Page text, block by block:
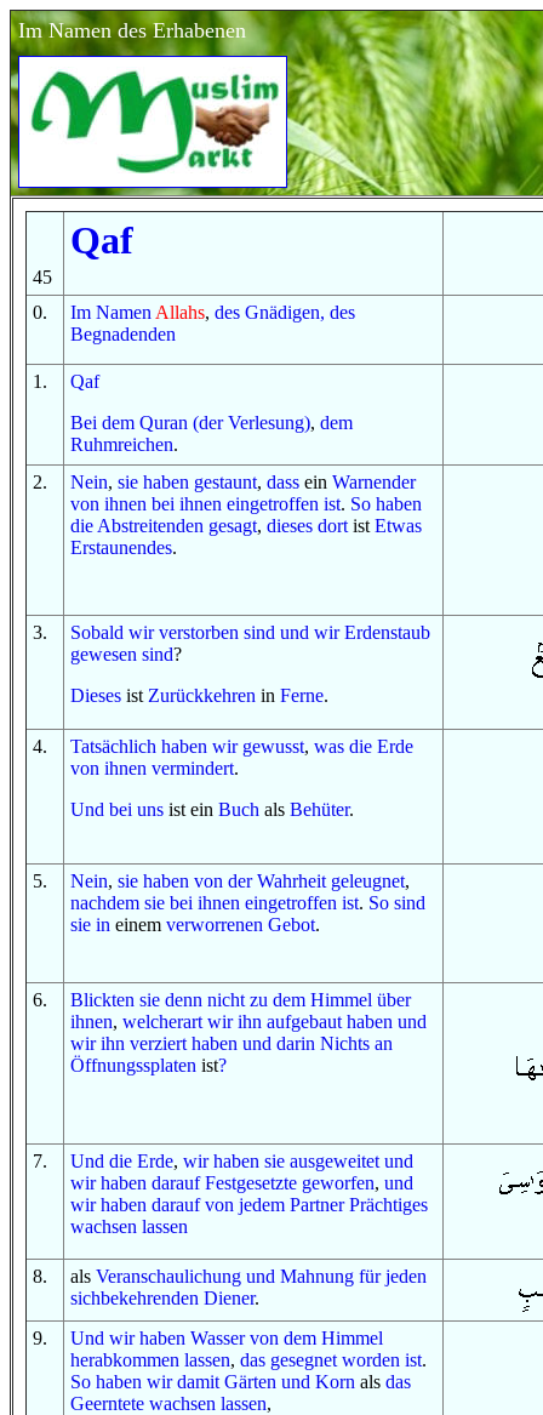
Im Namen des Erhabenen
45
Qaf
0. Im Namen Allahs, des Gnädigen, des
Begnadenden
1 .
Qaf
Bei dem Quran (der Verlesung), dem
Ruhmreichen.
2. Nein, sie haben gestaunt, dass ein Warnender
von ihnen bei ihnen eingetroffen ist. So haben
die Abstreitenden gesagt, dieses dort ist Etwas
Erstaunendes.
3. Sobald wir verstorben sind und wir Erdenstaub
gewesen sind?
Dieses ist Zurückkehren in Ferne.
4. Tatsächlich haben wir gewusst, was die Erde
von ihnen vermindert.
Und bei uns ist ein Buch als Behüter.
5. Nein, sie haben von der Wahrheit geleugnet,
nachdem sie bei ihnen eingetroffen ist. So sind
sie in einem verworrenen Gebot.
6. Blickten sie denn nicht zu dem Himmel über
ihnen, welcherart wir ihn aufgebaut haben und
wir ihn verziert haben und darin Nichts an
Öffnungssplaten ist?
7. Und die Erde, wir haben sie ausgeweitet und
wir haben darauf Festgesetzte geworfen, und
wir haben darauf von jedem Partner Prächtiges
wachsen lassen
8. als Veranschaulichung und Mahnung fürjeden
sichbekehrenden Diener.
9. Und wir haben Wasser von dem Himmel
herabkommen lassen, das gesegnet worden ist.
So haben wir damit Gärten und Korn als das
Geerntete wachsen lassen,